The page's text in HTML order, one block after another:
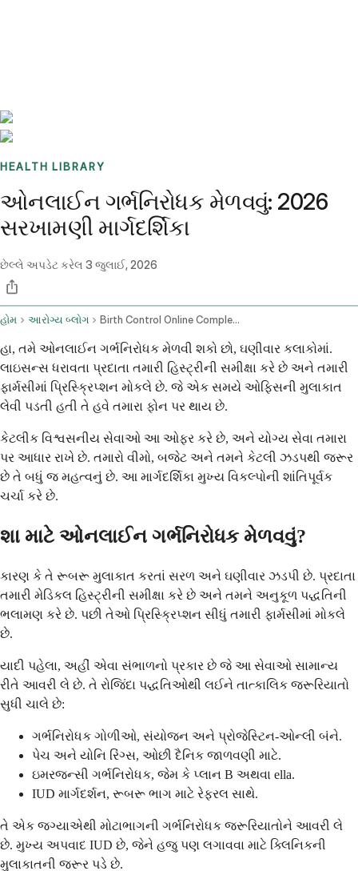
HEALTH LIBRARY
ઓનલાઈન ગર્ભનિરોધક મેળવવું: 2026
સરખામણી માર્ગદર્શિકા
છેલ્લે અપડેટ કરેલ 3 જુલાઈ, 2026
હોમ આરોગ્ય બ્લોગ Birth Control Online Complete 2026 Comparison Guide
હા, તમે ઓનલાઈન ગર્ભનિરોધક મેળવી શકો છો, ઘણીવાર કલાકોમાં.
લાઇસન્સ ધરાવતા પ્રદાતા તમારી હિસ્ટ્રીની સમીક્ષા કરે છે અને તમારી
ફાર્મસીમાં પ્રિસ્ક્રિપ્શન મોકલે છે. જે એક સમયે ઓફિસની મુલાકાત
લેવી પડતી હતી તે હવે તમારા ફોન પર થાય છે.
કેટલીક વિશ્વસનીય સેવાઓ આ ઓફર કરે છે, અને યોગ્ય સેવા તમારા
પર આધાર રાખે છે. તમારો વીમો, બજેટ અને તમને કેટલી ઝડપથી જરૂર
છે તે બધું જ મહત્વનું છે. આ માર્ગદર્શિકા મુખ્ય વિકલ્પોની શાંતિપૂર્વક
ચર્ચા કરે છે.
શા માટે ઓનલાઈન ગર્ભનિરોધક મેળવવું?
કારણ કે તે રૂબરૂ મુલાકાત કરતાં સરળ અને ઘણીવાર ઝડપી છે. પ્રદાતા
તમારી મેડિકલ હિસ્ટ્રીની સમીક્ષા કરે છે અને તમને અનુકૂળ પદ્ધતિની
ભલામણ કરે છે. પછી તેઓ પ્રિસ્ક્રિપ્શન સીધું તમારી ફાર્મસીમાં મોકલે
છે.
યાદી પહેલા, અહીં એવા સંભાળનો પ્રકાર છે જે આ સેવાઓ સામાન્ય
રીતે આવરી લે છે. તે રોજિંદા પદ્ધતિઓથી લઈને તાત્કાલિક જરૂરિયાતો
સુધી ચાલે છે:
ગર્ભનિરોધક ગોળીઓ, સંયોજન અને પ્રોજેસ્ટિન-ઓન્લી બંને.
પેચ અને યોનિ રિંગ્સ, ઓછી દૈનિક જાળવણી માટે.
ઇમરજન્સી ગર્ભનિરોધક, જેમ કે પ્લાન B અથવા ella.
IUD માર્ગદર્શન, રૂબરૂ ભાગ માટે રેફરલ સાથે.
તે એક જગ્યાએથી મોટાભાગની ગર્ભનિરોધક જરૂરિયાતોને આવરી લે
છે. મુખ્ય અપવાદ IUD છે, જેને હજુ પણ લગાવવા માટે ક્લિનિકની
મુલાકાતની જરૂર પડે છે.